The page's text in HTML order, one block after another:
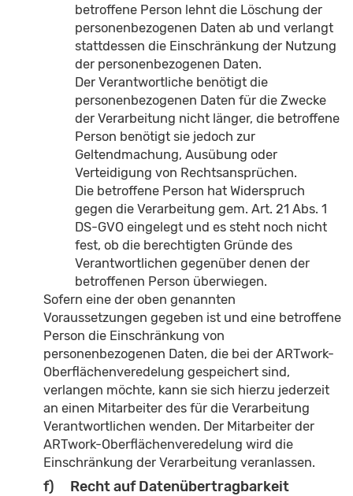
betroffene Person lehnt die Löschung der
personenbezogenen Daten ab und verlangt
stattdessen die Einschränkung der Nutzung
der personenbezogenen Daten.
Der Verantwortliche benötigt die
personenbezogenen Daten für die Zwecke
der Verarbeitung nicht länger, die betroffene
Person benötigt sie jedoch zur
Geltendmachung, Ausübung oder
Verteidigung von Rechtsansprüchen.
Die betroffene Person hat Widerspruch
gegen die Verarbeitung gem. Art. 21 Abs. 1
DS-GVO eingelegt und es steht noch nicht
fest, ob die berechtigten Gründe des
Verantwortlichen gegenüber denen der
betroffenen Person überwiegen.
Sofern eine der oben genannten
Voraussetzungen gegeben ist und eine betroffene
Person die Einschränkung von
personenbezogenen Daten, die bei der ARTwork-
Oberflächenveredelung gespeichert sind,
verlangen möchte, kann sie sich hierzu jederzeit
an einen Mitarbeiter des für die Verarbeitung
Verantwortlichen wenden. Der Mitarbeiter der
ARTwork-Oberflächenveredelung wird die
Einschränkung der Verarbeitung veranlassen.
f) Recht auf Datenübertragbarkeit